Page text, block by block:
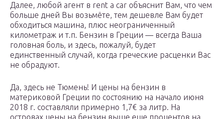
Далее, любой агент в rent a car объяснит Вам, что чем
больше дней Вы возьмёте, тем дешевле Вам будет
обходиться машина, плюс неограниченный
километраж и т.п. Бензин в Греции — всегда Ваша
головная боль, и здесь, пожалуй, будет
единственный случай, когда греческие расценки Вас
не обрадуют.
Да, здесь не Тюмень! И цены на бензин в
материковой Греции по состоянию на начало июня
2018 г. составляли примерно 1,7€ за литр. На
островах цены на бензин выше еще процентов на